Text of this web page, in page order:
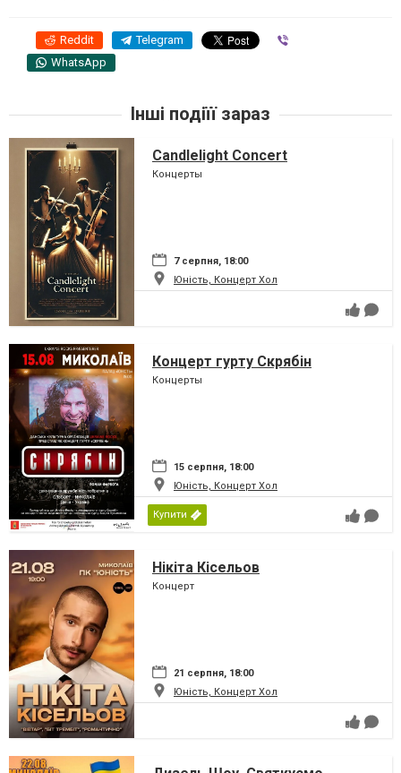
Reddit Telegram
WhatsApp
Інші подіїї зараз
Candlelight Concert
Концерты
7 серпня, 18:00
Юність, Концерт Хол
Концерт гурту Скрябін
Концерты
15 серпня, 18:00
Юність, Концерт Хол
Купити
Нікіта Кісельов
Концерт
21 серпня, 18:00
Юність, Концерт Хол